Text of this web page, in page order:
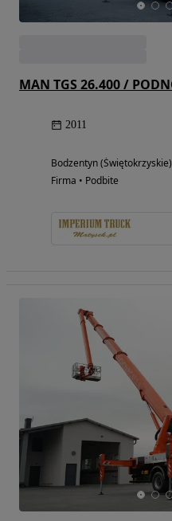
2011
Bodzentyn (Świętokrzyskie)
Firma • Podbite